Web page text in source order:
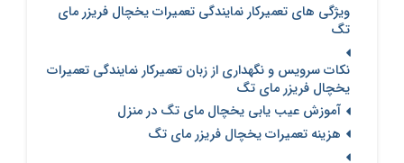
ویژگی های تعمیرکار نمایندگی تعمیرات یخچال فریزر مای
تگ
نکات سرویس و نگهداری از زبان تعمیرکار نمایندگی تعمیرات
یخچال فریزر مای تگ
آموزش عیب یابی یخچال مای تگ در منزل
هزینه تعمیرات یخچال فریزر مای تگ